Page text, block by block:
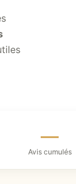
—
Avis cumulés